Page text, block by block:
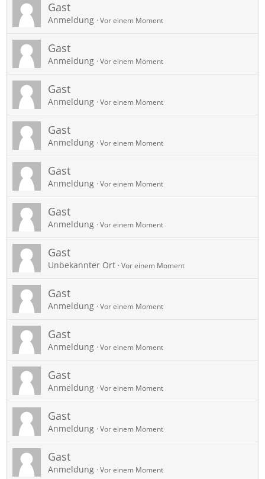
Gast
Anmeldung Vor einem Moment
Gast
Anmeldung Vor einem Moment
Gast
Anmeldung Vor einem Moment
Gast
Anmeldung Vor einem Moment
Gast
Anmeldung Vor einem Moment
Gast
Anmeldung Vor einem Moment
Gast
Unbekannter Ort Vor einem Moment
Gast
Anmeldung Vor einem Moment
Gast
Anmeldung Vor einem Moment
Gast
Anmeldung Vor einem Moment
Gast
Anmeldung Vor einem Moment
Gast
Anmeldung Vor einem Moment